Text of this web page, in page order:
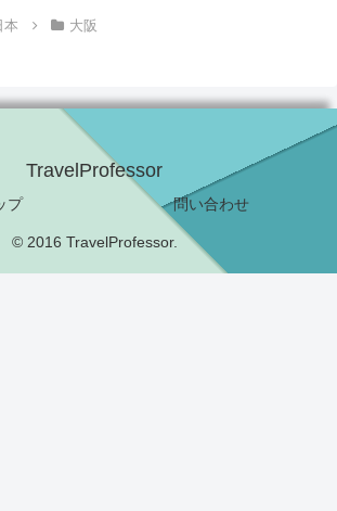
本 大阪
TravelProfessor
プ 問い合わせ
© 2016 TravelProfessor.